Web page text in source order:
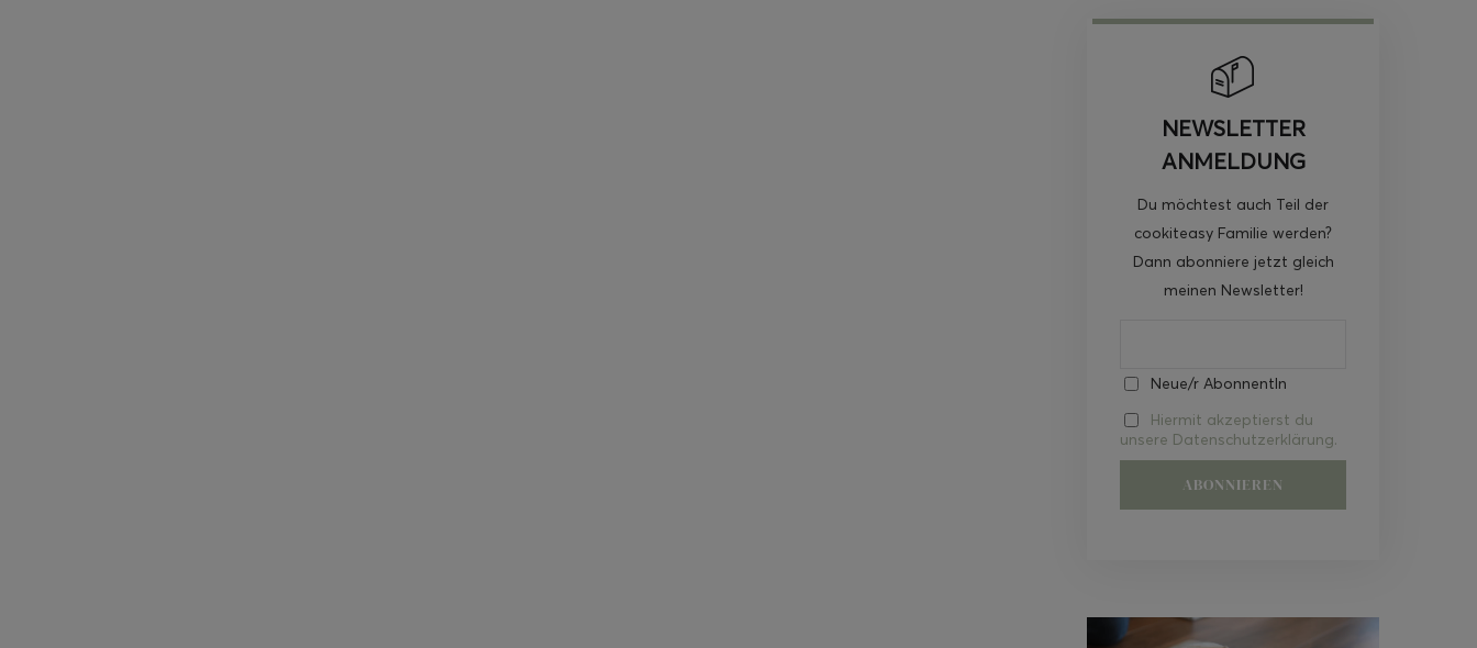
NEWSLETTER
ANMELDUNG
Du möchtest auch Teil der
cookiteasy Familie werden?
Dann abonniere jetzt gleich
meinen Newsletter!
Neue/r AbonnentIn
Hiermit akzeptierst du
unsere Datenschutzerklärung.
Video-